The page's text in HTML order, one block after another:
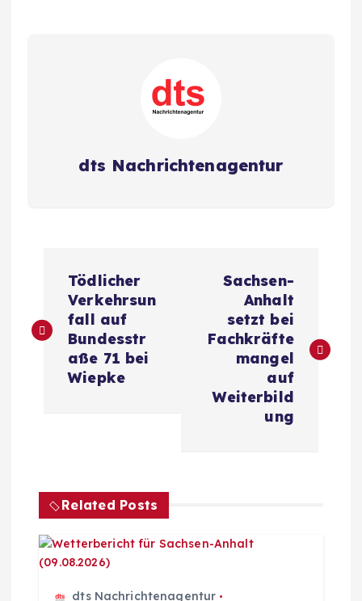
dts Nachrichtenagentur
i
g
s
Tödlicher
Verkehrsun
fall auf
Bundesstr
aße 71 bei
Wiepke
Sachsen-
Anhalt
setzt bei
Fachkräfte
mangel
auf
Weiterbild
ung
Related Posts
dts Nachrichtenagentur